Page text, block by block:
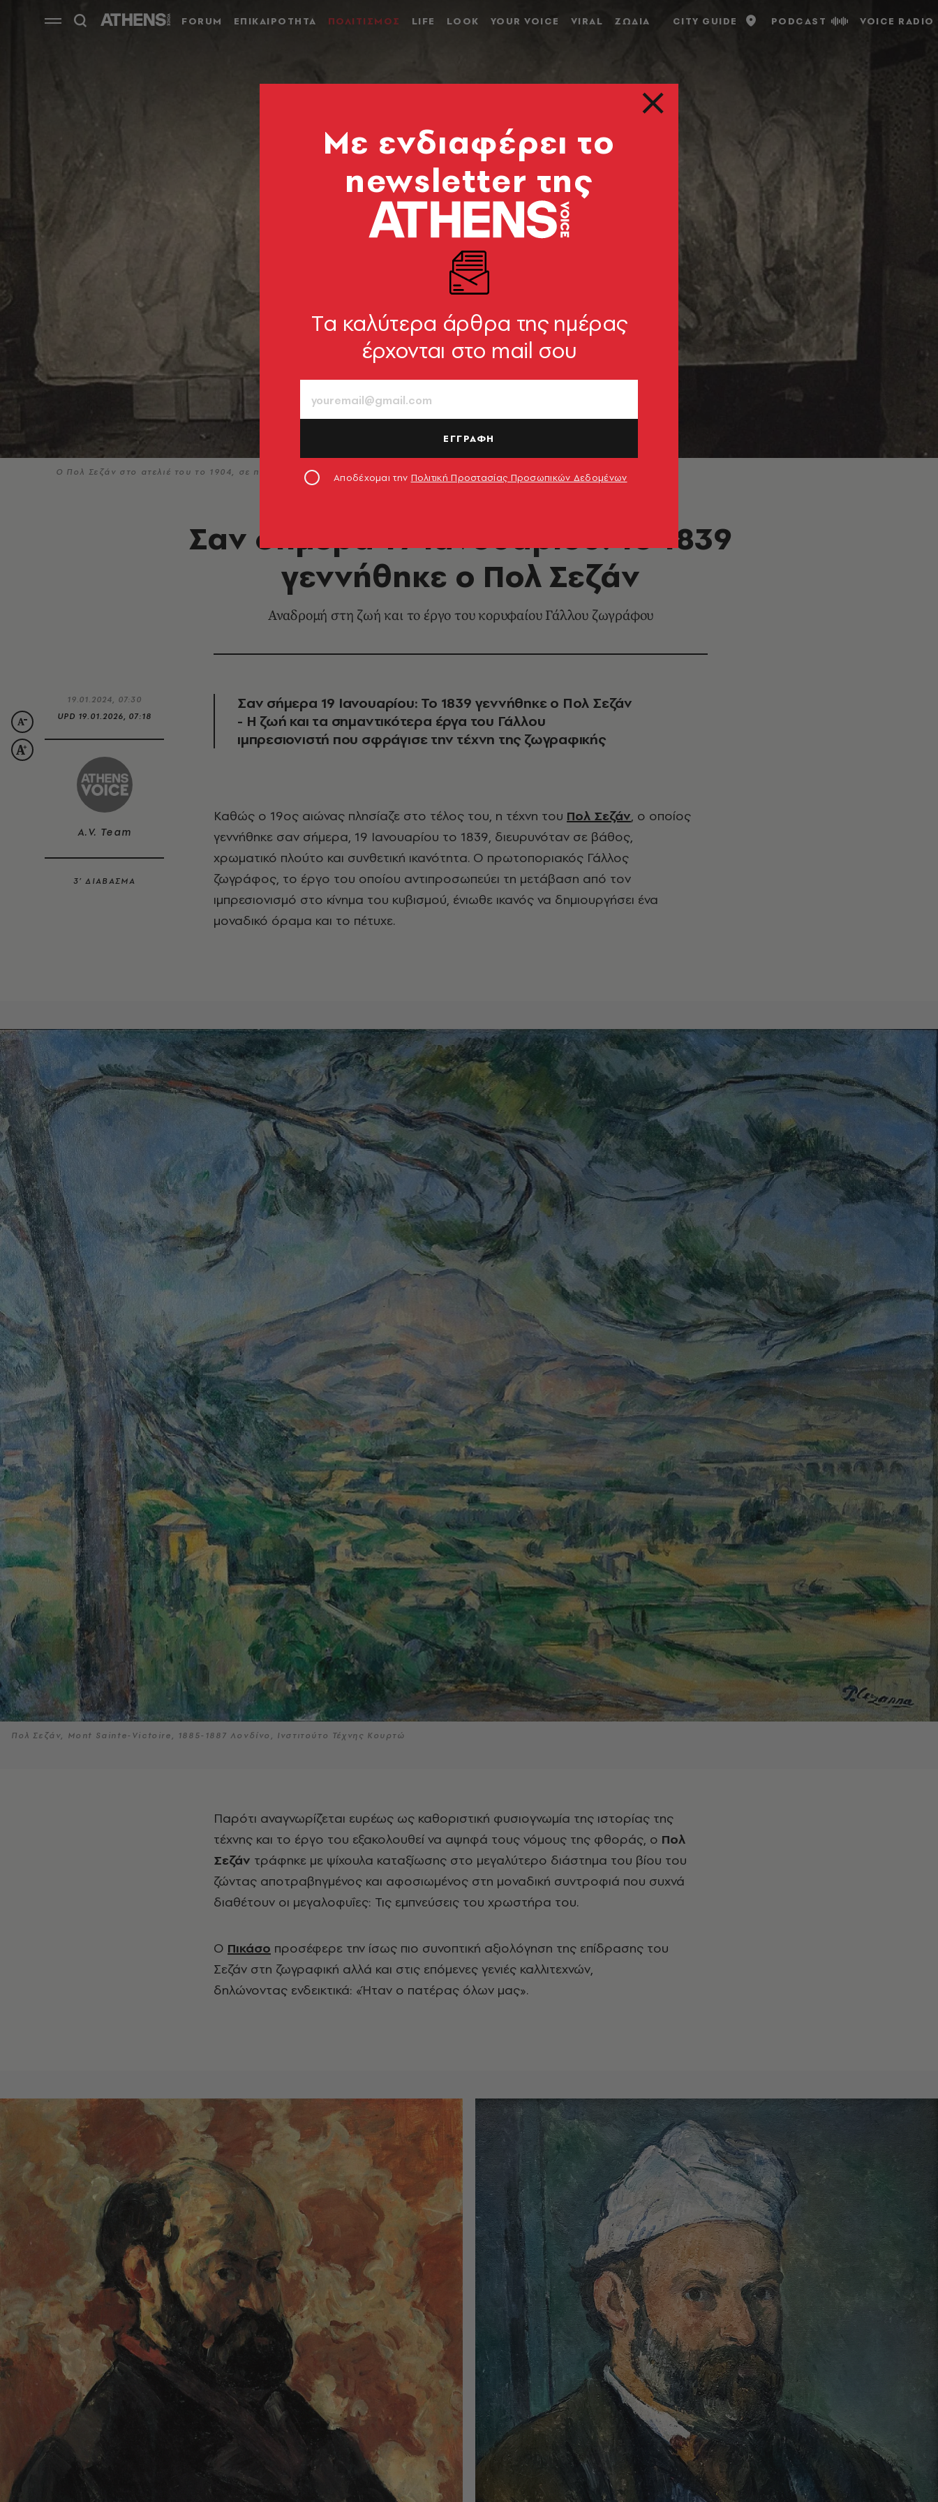
FORUM ΕΠΙΚΑΙΡΟΤΗΤΑ ΠΟΛΙΤΙΣΜΟΣ LIFE LOOK YOUR VOICE VIRAL ΖΩΔΙΑ CITY GUIDE PODCAST VOICE RADIO
O Πολ Σεζάν στο ατελιέ του το 1904, σε πορτρέτο του Εμίλ Μπερνάρ © Fine Art Images/Heritage Images via Getty Images
Σαν σήμερα 19 Ιανουαρίου: Το 1839
γεννήθηκε ο Πολ Σεζάν
Αναδρομή στη ζωή και το έργο του κορυφαίου Γάλλου ζωγράφου
19.01.2024, 07:30
UPD 19.01.2026, 07:18
A.V. Team
3’ ΔΙΑΒΑΣΜΑ
Σαν σήμερα 19 Ιανουαρίου: Το 1839 γεννήθηκε ο Πολ Σεζάν
- Η ζωή και τα σημαντικότερα έργα του Γάλλου
ιμπρεσιονιστή που σφράγισε την τέχνη της ζωγραφικής
Καθώς ο 19ος αιώνας πλησίαζε στο τέλος του, η τέχνη του Πολ Σεζάν, ο οποίος
γεννήθηκε σαν σήμερα, 19 Ιανουαρίου το 1839, διευρυνόταν σε βάθος,
χρωματικό πλούτο και συνθετική ικανότητα. Ο πρωτοποριακός Γάλλος
ζωγράφος, το έργο του οποίου αντιπροσωπεύει τη μετάβαση από τον
ιμπρεσιονισμό στο κίνημα του κυβισμού, ένιωθε ικανός να δημιουργήσει ένα
μοναδικό όραμα και το πέτυχε.
Πολ Σεζάν, Mont Sainte-Victoire, 1885-1887 Λονδίνο, Ινστιτούτο Τέχνης Κουρτώ
Παρότι αναγνωρίζεται ευρέως ως καθοριστική φυσιογνωμία της ιστορίας της
τέχνης και το έργο του εξακολουθεί να αψηφά τους νόμους της φθοράς, ο Πολ
Σεζάν τράφηκε με ψίχουλα καταξίωσης στο μεγαλύτερο διάστημα του βίου του
ζώντας αποτραβηγμένος και αφοσιωμένος στη μοναδική συντροφιά που συχνά
διαθέτουν οι μεγαλοφυΐες: Τις εμπνεύσεις του χρωστήρα του.
Ο Πικάσο προσέφερε την ίσως πιο συνοπτική αξιολόγηση της επίδρασης του
Σεζάν στη ζωγραφική αλλά και στις επόμενες γενιές καλλιτεχνών,
δηλώνοντας ενδεικτικά: «Ήταν ο πατέρας όλων μας».
Mε ενδιαφέρει το
newsletter της
Tα καλύτερα άρθρα της ημέρας
έρχονται στο mail σου
ΕΓΓΡΑΦΗ
Αποδέχομαι την Πολιτική Προστασίας Προσωπικών Δεδομένων